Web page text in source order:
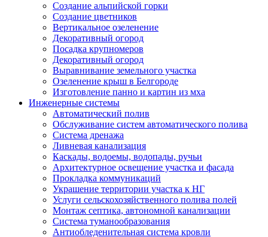
Создание альпийской горки
Создание цветников
Вертикальное озеленение
Декоративный огород
Посадка крупномеров
Декоративный огород
Выравнивание земельного участка
Озеленение крыш в Белгороде
Изготовление панно и картин из мха
Инженерные системы
Автоматический полив
Обслуживание систем автоматического полива
Система дренажа
Ливневая канализация
Каскады, водоемы, водопады, ручьи
Архитектурное освещение участка и фасада
Прокладка коммуникаций
Украшение территории участка к НГ
Услуги сельскохозяйственного полива полей
Монтаж септика, автономной канализации
Система туманообразования
Антиобледенительная система кровли